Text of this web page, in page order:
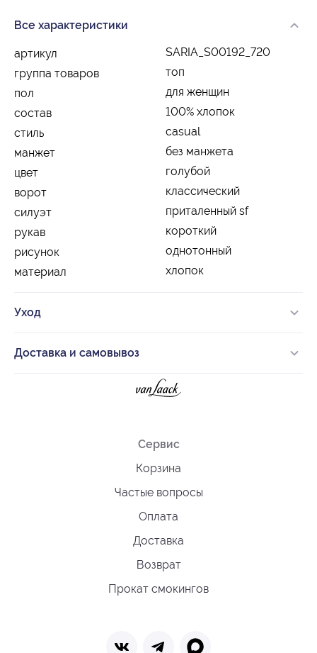
Все характеристики
артикул
SARIA_S00192_720
группа товаров
топ
пол
для женщин
состав
100% хлопок
стиль
casual
манжет
без манжета
цвет
голубой
ворот
классический
силуэт
приталенный sf
рукав
короткий
рисунок
однотонный
материал
хлопок
Уход
Доставка и самовывоз
Сервис
Корзина
Частые вопросы
Оплата
Доставка
Возврат
Прокат смокингов